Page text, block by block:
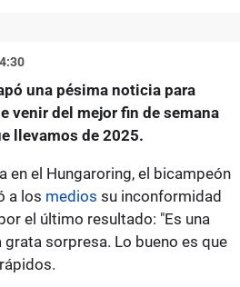
una pésima noticia para
venir del mejor fin de semana
llevamos de 2025.
en el Hungaroring, el bicampeón
a los medios su inconformidad
el último resultado: "Es una
grata sorpresa. Lo bueno es que